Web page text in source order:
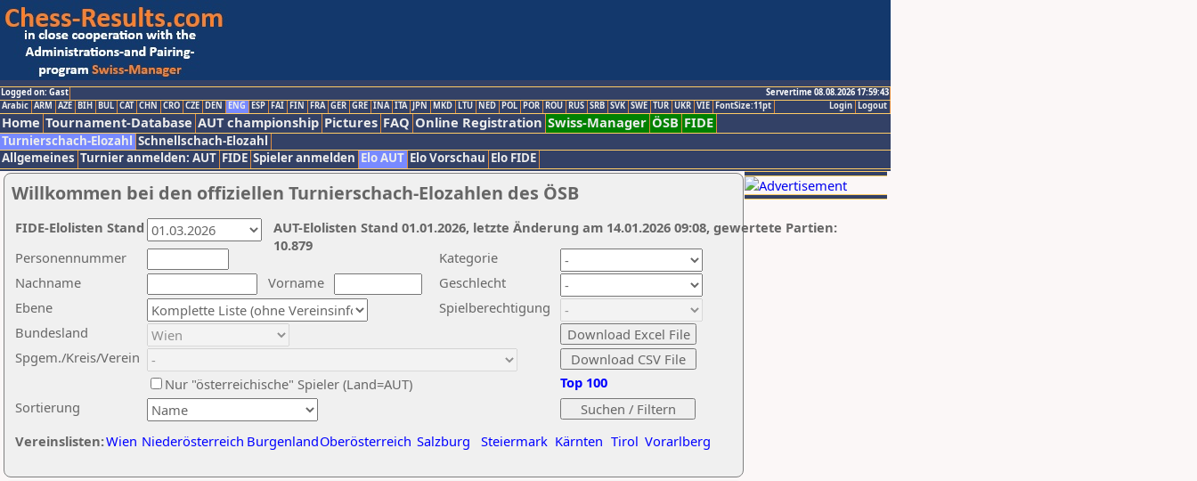
Logged on: Gast
Servertime 08.08.2026 17:59:43
Logout
Login
Arabic ARM AZE BIH BUL CAT CHN CRO CZE DEN ENG ESP FAI FIN FRA GER GRE INA ITA JPN MKD LTU NED POL POR ROU RUS SRB SVK SWE TUR UKR VIE FontSize:11pt
Home Tournament-Database AUT championship Pictures FAQ Online Registration Swiss-Manager ÖSB FIDE
Turnierschach-Elozahl Schnellschach-Elozahl
Allgemeines Turnier anmelden: AUT FIDE Spieler anmelden Elo AUT Elo Vorschau Elo FIDE
Willkommen bei den offiziellen Turnierschach-Elozahlen des ÖSB
Nachname
Vorname
Ebene
Kategorie
Sortierung
Personennummer
Bundesland
Spgem./Kreis/Verein
Geschlecht
Nur "österreichische" Spieler (Land=AUT)
Spielberechtigung
Vereinslisten:Wien Niederösterreich BurgenlandOberösterreich Salzburg Steiermark Kärnten Tirol Vorarlberg
Top 100
AUT-Elolisten Stand 01.01.2026, letzte Änderung am 14.01.2026 09:08, gewertete Partien:
10.879
FIDE-Elolisten Stand